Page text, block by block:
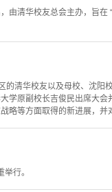
由清华校友总会主办，旨在
清华校友以及母校、沈阳
学原副校长吉俊民出席大会
略等方面取得的新进展，并
行。